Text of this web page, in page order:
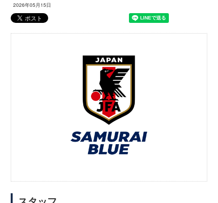
2026年05月15日